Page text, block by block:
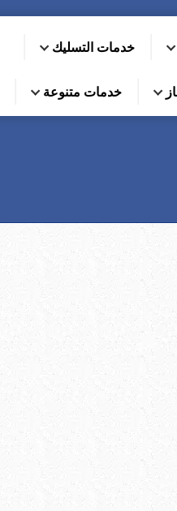
خدمات التسليك
خدمات متنوعة